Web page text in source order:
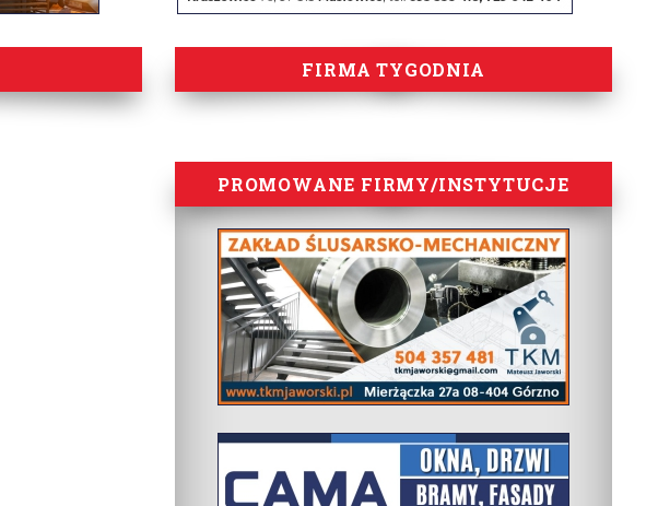
FIRMA TYGODNIA
PROMOWANE FIRMY/INSTYTUCJE